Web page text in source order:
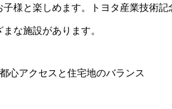
子様と楽しめます。トヨタ産業技術
まな施設があります。
心アクセスと住宅地のバランス